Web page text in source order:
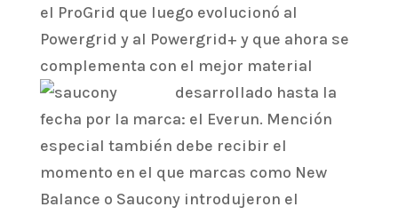
el ProGrid que luego evolucionó al
Powergrid y al Powergrid+ y que ahora se
complementa con el mejor material
desarrollado hasta la
fecha por la marca: el Everun. Mención
especial también debe recibir el
momento en el que marcas como New
Balance o Saucony introdujeron el